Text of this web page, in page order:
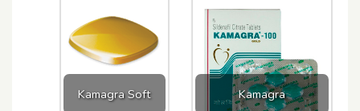
Kamagra Soft Kamagra